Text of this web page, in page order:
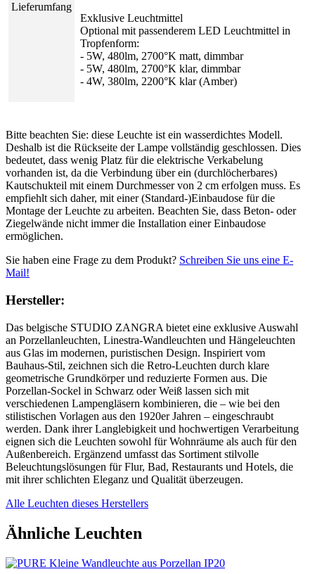
Lieferumfang
Exklusive Leuchtmittel
Optional mit passenderem LED Leuchtmittel in
Tropfenform:
- 5W, 480lm, 2700°K matt, dimmbar
- 5W, 480lm, 2700°K klar, dimmbar
- 4W, 380lm, 2200°K klar (Amber)
Bitte beachten Sie: diese Leuchte ist ein wasserdichtes Modell.
Deshalb ist die Rückseite der Lampe vollständig geschlossen. Dies
bedeutet, dass wenig Platz für die elektrische Verkabelung
vorhanden ist, da die Verbindung über ein (durchlöcherbares)
Kautschukteil mit einem Durchmesser von 2 cm erfolgen muss. Es
empfiehlt sich daher, mit einer (Standard-)Einbaudose für die
Montage der Leuchte zu arbeiten. Beachten Sie, dass Beton- oder
Ziegelwände nicht immer die Installation einer Einbaudose
ermöglichen.
Sie haben eine Frage zu dem Produkt? Schreiben Sie uns eine E-
Mail!
Hersteller:
Das belgische STUDIO ZANGRA bietet eine exklusive Auswahl
an Porzellanleuchten, Linestra-Wandleuchten und Hängeleuchten
aus Glas im modernen, puristischen Design. Inspiriert vom
Bauhaus-Stil, zeichnen sich die Retro-Leuchten durch klare
geometrische Grundkörper und reduzierte Formen aus. Die
Porzellan-Sockel in Schwarz oder Weiß lassen sich mit
verschiedenen Lampengläsern kombinieren, die – wie bei den
stilistischen Vorlagen aus den 1920er Jahren – eingeschraubt
werden. Dank ihrer Langlebigkeit und hochwertigen Verarbeitung
eignen sich die Leuchten sowohl für Wohnräume als auch für den
Außenbereich. Ergänzend umfasst das Sortiment stilvolle
Beleuchtungslösungen für Flur, Bad, Restaurants und Hotels, die
mit ihrer schlichten Eleganz und Qualität überzeugen.
Alle Leuchten dieses Herstellers
Ähnliche Leuchten